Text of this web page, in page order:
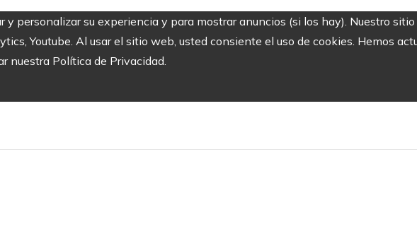
y personalizar su experiencia y para mostrar anuncios (si los hay). Nuestro
Youtube. Al usar el sitio web, usted consiente el uso de cookies. Hemos
nuestra Política de Privacidad.